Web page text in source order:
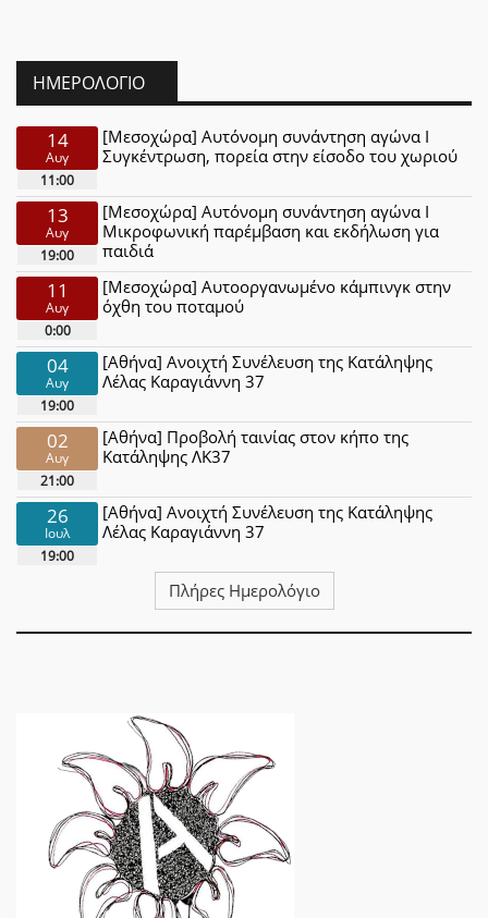
ΗΜΕΡΟΛΌΓΙΟ
14
Αυγ
11:00
[Μεσοχώρα] Αυτόνομη συνάντηση αγώνα Ι
Συγκέντρωση, πορεία στην είσοδο του χωριού
13
Αυγ
19:00
[Μεσοχώρα] Αυτόνομη συνάντηση αγώνα Ι
Μικροφωνική παρέμβαση και εκδήλωση για
παιδιά
11
Αυγ
0:00
[Μεσοχώρα] Αυτοοργανωμένο κάμπινγκ στην
όχθη του ποταμού
04
Αυγ
19:00
[Αθήνα] Ανοιχτή Συνέλευση της Κατάληψης
Λέλας Καραγιάννη 37
02
Αυγ
21:00
[Αθήνα] Προβολή ταινίας στον κήπο της
Κατάληψης ΛΚ37
26
Ιουλ
19:00
[Αθήνα] Ανοιχτή Συνέλευση της Κατάληψης
Λέλας Καραγιάννη 37
Πλήρες Ημερολόγιο